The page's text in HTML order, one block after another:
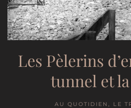
Les Pèlerins
tunnel et
AU QUOTIDIEN, LE